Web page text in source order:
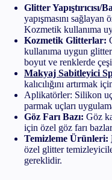
Glitter Yapıştırıcısı/
yapışmasını
Kozmetik kullanıma
Kozmetik Glitterlar:
kullanıma uygun
boyut ve renklerde
Makyaj Sabitleyici
kalıcılığını artırmak
Aplikatörler: Silikon
parmak uçları
Göz Farı Bazı: Göz
için özel göz farı
Temizleme Ürünleri:
özel glitter
gereklidir.